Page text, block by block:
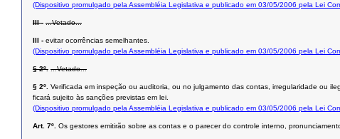
(Dispositivo promulgado pela Assembléia Legislativa e publicado em 03/05/2006 pela Lei
III - ...Vetado...
III - evitar ocorrências semelhantes.
(Dispositivo promulgado pela Assembléia Legislativa e publicado em 03/05/2006 pela Lei
§ 2º. ...Vetado...
§ 2º. Verificada em inspeção ou auditoria, ou no julgamento das contas, irregularidade ou
ficará sujeito às sanções previstas em lei.
(Dispositivo promulgado pela Assembléia Legislativa e publicado em 03/05/2006 pela Lei
Art. 7º. Os gestores emitirão sobre as contas e o parecer do controle interno,